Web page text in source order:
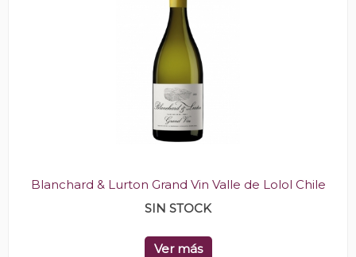
Blanchard & Lurton Grand Vin Valle de Lolol Chile
SIN STOCK
Ver más